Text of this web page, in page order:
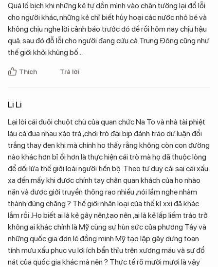
Quá lố bịch khi những kẻ tự dồn mình vào chân tường lại đổ lỗi
cho người khác, những kẻ chỉ biết hủy hoại các nước nhỏ bé và
không chịu nghe lời cảnh báo trước đó để rồi hôm nay chịu hậu
quả. sau đó đỗ lỗi cho người đang cứu cả Trung Đông cũng như
thế giới khỏi khủng bố...
Thích Trả lời
Li Li
Lại lòi cái đuôi chuột chù của quan chức Na To và nhà tài phiệt
láu cá đua nhau xảo trá ,chơi trò đại bịp đánh tráo dư luận đổi
trắng thay đen khi mà chính họ thấy rằng không còn con đường
nào khác hơn bỉ ổi hơn là thực hiện cái trò mà họ đã thuộc lòng
để dối lừa thế giới loài người tiến bộ .Theo tư duy cái sai cái xấu
xa đến mấy khi được chính tay chân quan khách của họ nhào
nặn và được giới truyền thông rao nhiều ,nói lắm nghe nhàm
thành đúng chăng ? Thế giới nhân loại của thế kỉ xxi đã khác
lắm rồi .Họ biết ai là kẻ gây nên,tạo nên ,ai là kẻ lấp liếm tráo trở
không ai khác chính là Mỹ cùng sự hùn sức của phương Tây và
những quốc gia đơn lẻ đồng minh Mỹ tạo lập gây dựng toan
tính mưu xấu phục vụ lợi ích bẩn thỉu trên xương máu và sự đổ
nát của quốc gia khác mà nên ? Thực tế rõ mười mươi là vậy